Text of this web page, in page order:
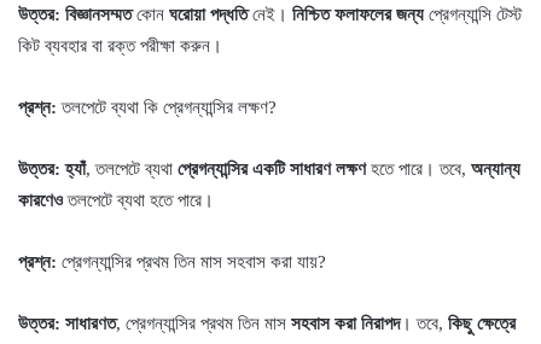
উত্তর: বিজ্ঞানসম্মতকোন ঘরোয়া পদ্ধতিনেই। নিশ্চিত ফলাফলের জন্যপ্রেগন্যান্সি টেস্ট
কিট ব্যবহার বা রক্ত পরীক্ষা করুন।
প্রশ্ন: তলপেটে ব্যথা কি প্রেগন্যান্সির লক্ষণ?
উত্তর: হ্যাঁ, তলপেটে ব্যথা প্রেগন্যান্সির একটি সাধারণ লক্ষণহতে পারে। তবে, অন্যান্য
কারণেওতলপেটে ব্যথা হতে পারে।
প্রশ্ন: প্রেগন্যান্সির প্রথম তিন মাস সহবাস করা যায়?
উত্তর: সাধারণত, প্রেগন্যান্সির প্রথম তিন মাস সহবাস করা নিরাপদ। তবে, কিছু ক্ষেত্রে